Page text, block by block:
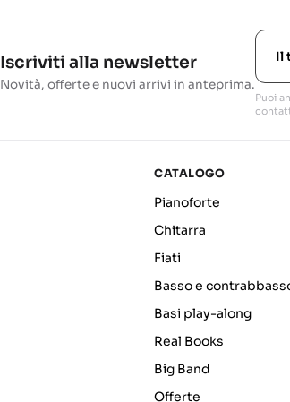
Iscriviti alla newsletter
Novità, offerte e nuovi arrivi in anteprima.
Puoi
CATALOGO
Pianoforte
Chitarra
Fiati
Basso e
Basi play-along
Real Books
Big Band
Offerte